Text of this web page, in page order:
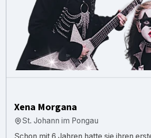
Xena Morgana
St. Johann im Pongau